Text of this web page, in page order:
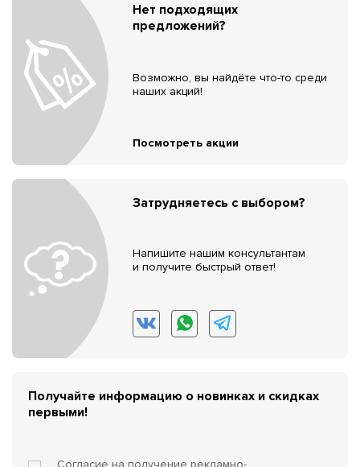
Нет подходящих
предложений?
Возможно, вы найдёте что-то среди
наших акций!
Посмотреть акции
Затрудняетесь с выбором?
Напишите нашим консультантам
и получите быстрый ответ!
Получайте информацию о новинках и скидках
первыми!